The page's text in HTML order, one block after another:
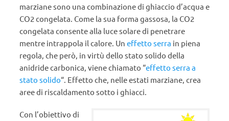
marziane sono una combinazione di ghiaccio d’acqua e
CO2 congelata. Come la sua forma gassosa, la CO2
congelata consente alla luce solare di penetrare
mentre intrappola il calore. Un effetto serra in piena
regola, che però, in virtù dello stato solido della
anidride carbonica, viene chiamato “effetto serra a
stato solido“. Effetto che, nelle estati marziane, crea
aree di riscaldamento sotto i ghiacci.
Con l’obiettivo di